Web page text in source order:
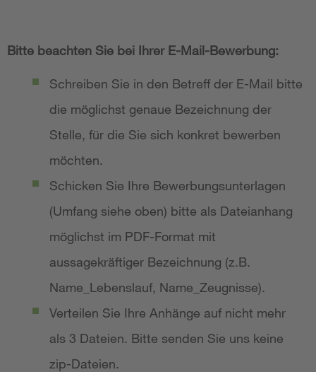
Bitte beachten Sie bei Ihrer E-Mail-Bewerbung:
Schreiben Sie in den Betreff der E-Mail bitte
die möglichst genaue Bezeichnung der
Stelle, für die Sie sich konkret bewerben
möchten.
Schicken Sie Ihre Bewerbungsunterlagen
(Umfang siehe oben) bitte als Dateianhang
möglichst im PDF-Format mit
aussagekräftiger Bezeichnung (z.B.
Name_Lebenslauf, Name_Zeugnisse).
Verteilen Sie Ihre Anhänge auf nicht mehr
als 3 Dateien. Bitte senden Sie uns keine
zip-Dateien.